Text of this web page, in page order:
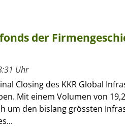
der
Uhr
Closing des KKR Global
Mit einem Volumen von
um den bislang grössten